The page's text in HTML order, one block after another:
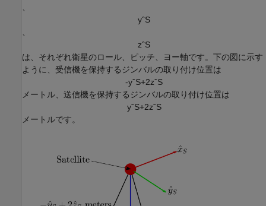
yˆS
zˆS
は、それぞれ衛星のロール、ピッチ、ヨー軸です。下の図に示す
ように、受信機を保持するジンバルの取り付け位置は
-yˆS+2zˆS
メートル、送信機を保持するジンバルの取り付け位置は
yˆS+2zˆS
メートルです。